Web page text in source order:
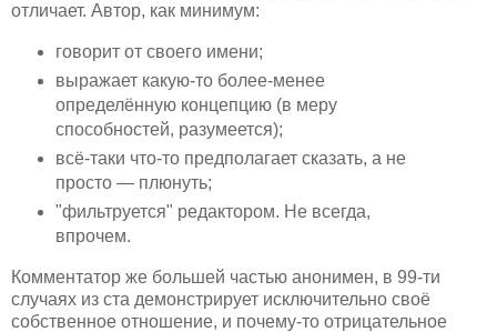
отличает. Автор, как минимум:
говорит от своего имени;
выражает какую-то более-менее
определённую концепцию (в меру
способностей, разумеется);
всё-таки что-то предполагает сказать, а не
просто — плюнуть;
"фильтруется" редактором. Не всегда,
впрочем.
Комментатор же большей частью анонимен, в 99-ти
случаях из ста демонстрирует исключительно своё
собственное отношение, и почему-то отрицательное